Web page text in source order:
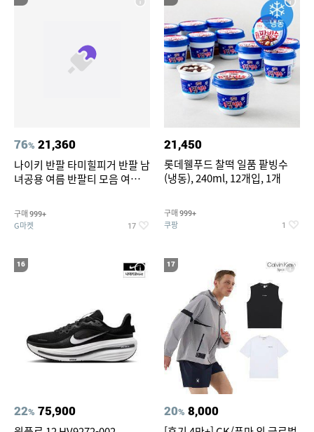
76% 21,360
나이키 반팔 타미힐피거 반팔 남
녀공용 여름 반팔티 모음 여름
구매 999+
G마켓 17
21,450
롯데웰푸드 찰떡 일품 팥빙수
(냉동), 240ml, 12개입, 1개
구매 999+
쿠팡 1
16
22% 75,900
17
20% 8,000